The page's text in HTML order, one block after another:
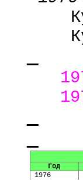
Год
1976